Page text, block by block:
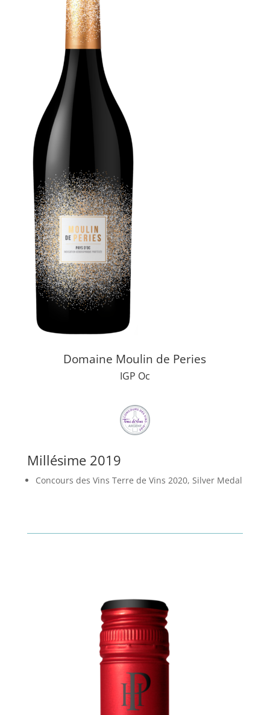
Domaine Moulin de Peries
IGP Oc
Millésime 2019
Concours des Vins Terre de Vins 2020, Silver Medal